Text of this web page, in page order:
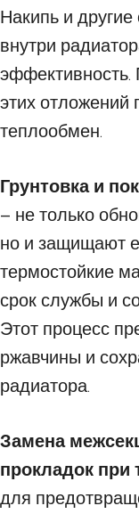
Накипь и
внутри
этих отложений
теплообмен.
Грунтовка и
– не только
но и защищают
термостойкие
срок службы и
Этот процесс
ржавчины и
радиатора.
Замена
прокладок при
для